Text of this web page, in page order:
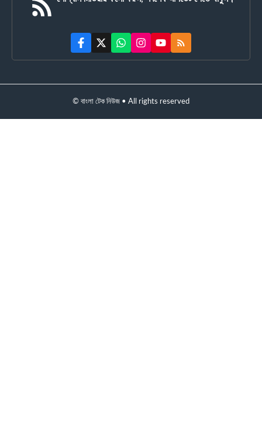
© বাংলা টেক নিউজ • All rights reserved